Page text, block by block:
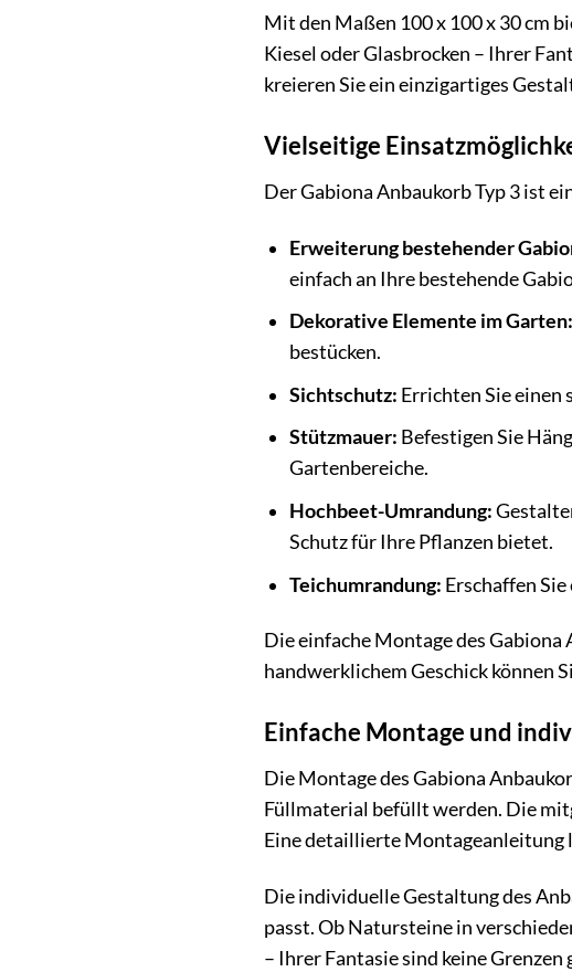
Mit den Maßen 100 x 100 x 30 cm
Kiesel oder Glasbrocken – Ihrer
kreieren Sie ein einzigartiges
Vielseitige
Der Gabiona Anbaukorb Typ 3 ist
Erweiterung bestehender
einfach an Ihre bestehende
Dekorative Elemente im Garten:
bestücken.
Sichtschutz: Errichten Sie
Stützmauer: Befestigen Sie
Gartenbereiche.
Hochbeet-Umrandung:
Schutz für Ihre Pflanzen bietet.
Teichumrandung: Erschaffen
Die einfache Montage des
handwerklichem Geschick können
Einfache Montage und
Die Montage des Gabiona
Füllmaterial befüllt werden. Die
Eine detaillierte Montageanleitung
Die individuelle Gestaltung des
passt. Ob Natursteine in
– Ihrer Fantasie sind keine